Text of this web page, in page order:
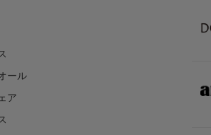
ール
ア